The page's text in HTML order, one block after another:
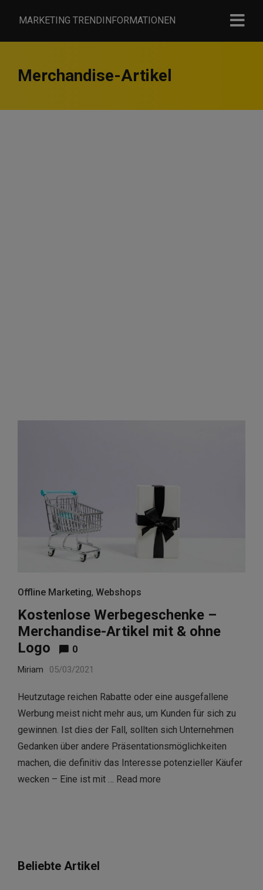
MARKETING TRENDINFORMATIONEN
Merchandise-Artikel
Offline Marketing, Webshops
Kostenlose Werbegeschenke –
Merchandise-Artikel mit & ohne
Logo
0
Miriam 05/03/2021
Heutzutage reichen Rabatte oder eine ausgefallene
Werbung meist nicht mehr aus, um Kunden für sich zu
gewinnen. Ist dies der Fall, sollten sich Unternehmen
Gedanken über andere Präsentationsmöglichkeiten
machen, die definitiv das Interesse potenzieller Käufer
wecken – Eine ist mit … Read more
Beliebte Artikel